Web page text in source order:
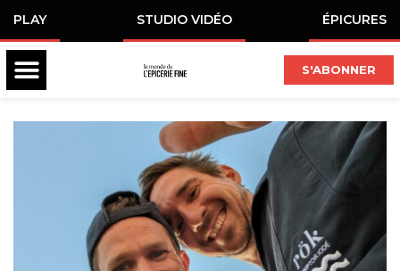
PLAY STUDIO VIDÉO ÉPICURES
S'ABONNER